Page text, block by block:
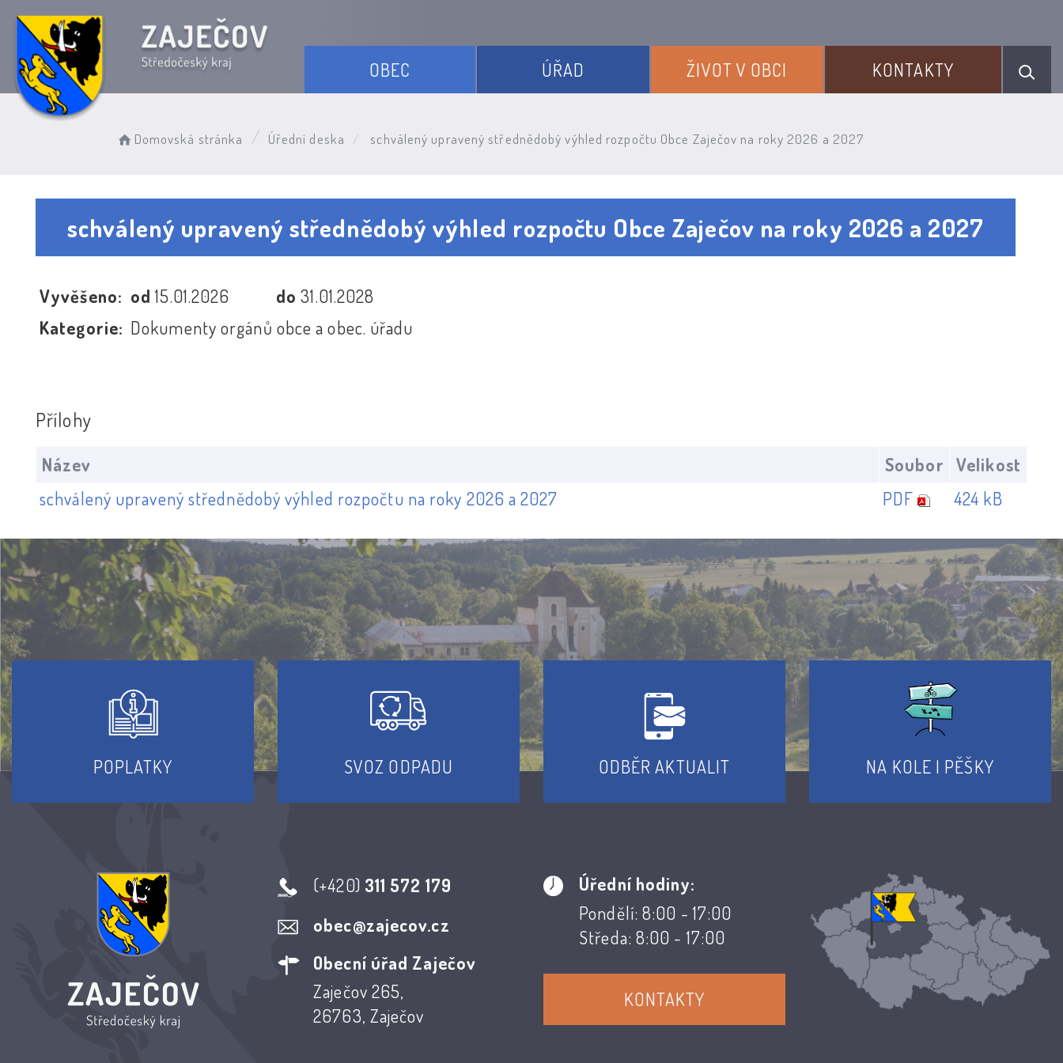
OBEC ÚŘAD ŽIVOT V OBCI KONTAKTY
Domovská stránka Úřední deska schválený upravený střednědobý výhled rozpočtu Obce Zaječov na roky 2026 a 2027
schválený upravený střednědobý výhled rozpočtu Obce Zaječov na roky 2026 a 2027
Vyvěšeno: od15.01.2026 do31.01.2028
Kategorie: Dokumenty orgánů obce a obec. úřadu
Přílohy
Název Soubor
Velikost
schválený upravený střednědobý výhled rozpočtu na roky 2026 a 2027
PDF 424 kB
POPLATKY SVOZ ODPADU ODBĚR AKTUALIT NA KOLE I PĚŠKY
(+420) 311 572 179
obec@zajecov.cz
Obecní úřad Zaječov
Zaječov 265,
26763, Zaječov
Úřední hodiny:
Pondělí: 8:00 - 17:00
Středa: 8:00 - 17:00
KONTAKTY